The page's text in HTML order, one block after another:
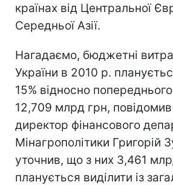
країнах від Центральної
Середньої Азії.
Нагадаємо, бюджетні
України в 2010 р.
15% відносно
12,709 млрд грн,
директор фінансового
Мінагрополітики Григорій
уточнив, що з них 3,461
планується виділити із